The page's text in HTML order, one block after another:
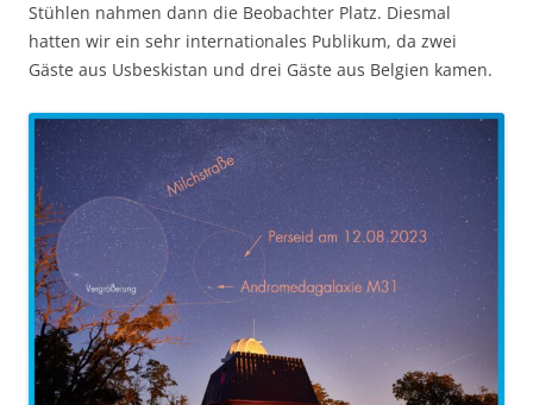
Stühlen nahmen dann die Beobachter Platz. Diesmal
hatten wir ein sehr internationales Publikum, da zwei
Gäste aus Usbeskistan und drei Gäste aus Belgien kamen.